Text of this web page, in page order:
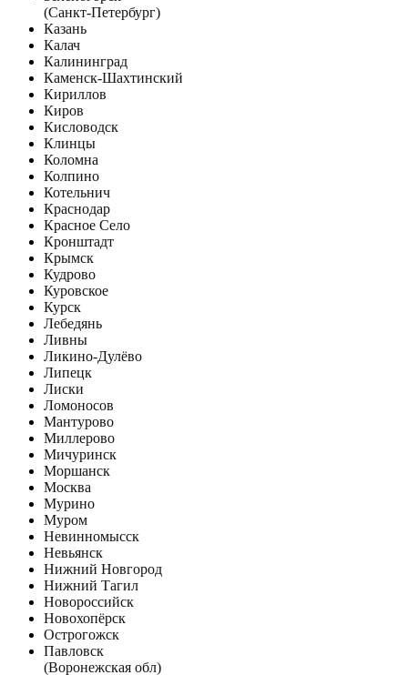
(Санкт-Петербург)
Казань
Калач
Калининград
Каменск-Шахтинский
Кириллов
Киров
Кисловодск
Клинцы
Коломна
Колпино
Котельнич
Краснодар
Красное Село
Кронштадт
Крымск
Кудрово
Куровское
Курск
Лебедянь
Ливны
Ликино-Дулёво
Липецк
Лиски
Ломоносов
Мантурово
Миллерово
Мичуринск
Моршанск
Москва
Мурино
Муром
Невинномысск
Невьянск
Нижний Новгород
Нижний Тагил
Новороссийск
Новохопёрск
Острогожск
Павловск
(Воронежская обл)